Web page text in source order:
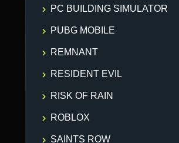
PC BUILDING SIMULATOR
PUBG MOBILE
REMNANT
RESIDENT EVIL
RISK OF RAIN
ROBLOX
SAINTS ROW